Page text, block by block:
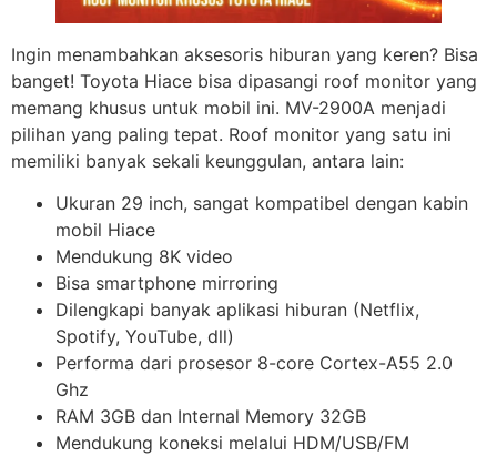
Ingin menambahkan aksesoris hiburan yang keren? Bisa
banget! Toyota Hiace bisa dipasangi roof monitor yang
memang khusus untuk mobil ini. MV-2900A menjadi
pilihan yang paling tepat. Roof monitor yang satu ini
memiliki banyak sekali keunggulan, antara lain:
Ukuran 29 inch, sangat kompatibel dengan kabin
mobil Hiace
Mendukung 8K video
Bisa smartphone mirroring
Dilengkapi banyak aplikasi hiburan (Netflix,
Spotify, YouTube, dll)
Performa dari prosesor 8-core Cortex-A55 2.0
Ghz
RAM 3GB dan Internal Memory 32GB
Mendukung koneksi melalui HDM/USB/FM